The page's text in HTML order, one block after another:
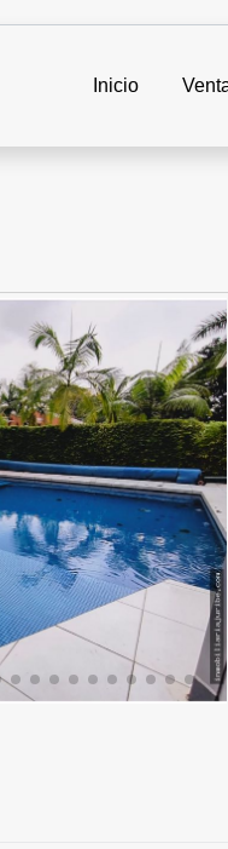
Inicio